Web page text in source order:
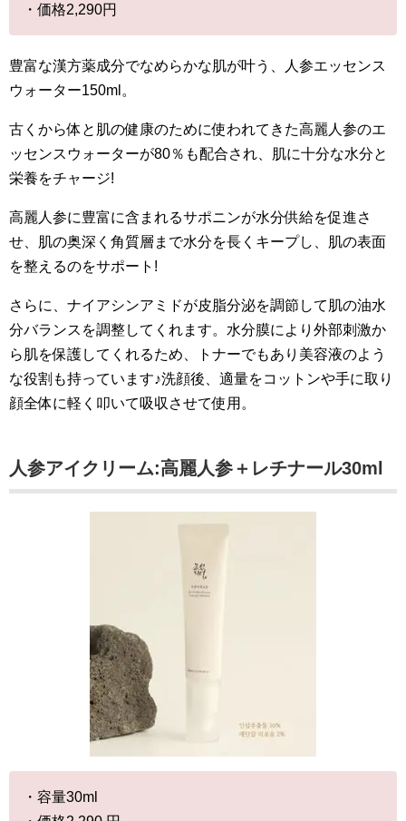
・価格2,290円
豊富な漢方薬成分でなめらかな肌が叶う、人参エッセンス
ウォーター150ml。
古くから体と肌の健康のために使われてきた高麗人参のエ
ッセンスウォーターが80％も配合され、肌に十分な水分と
栄養をチャージ!
高麗人参に豊富に含まれるサポニンが水分供給を促進さ
せ、肌の奥深く角質層まで水分を長くキープし、肌の表面
を整えるのをサポート!
さらに、ナイアシンアミドが皮脂分泌を調節して肌の油水
分バランスを調整してくれます。水分膜により外部刺激か
ら肌を保護してくれるため、トナーでもあり美容液のよう
な役割も持っています♪洗顔後、適量をコットンや手に取り
顔全体に軽く叩いて吸収させて使用。
人参アイクリーム:高麗人参＋レチナール30ml
・容量30ml